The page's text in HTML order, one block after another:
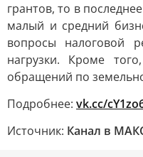
грантов, то в
малый и средний
вопросы налоговой
нагрузки. Кроме
обращений по
Подробнее: vk.cc/
Источник: Канал в